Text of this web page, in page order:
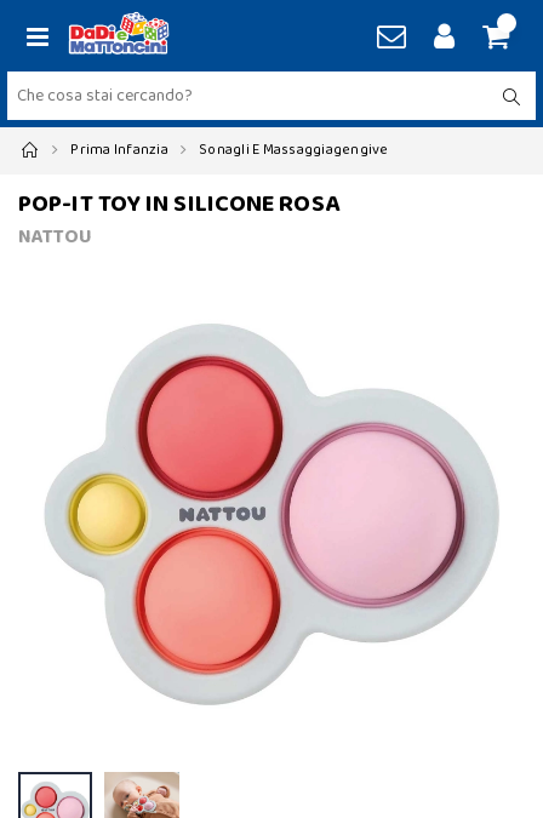
Prima Infanzia Sonagli E Massaggiagengive
POP-IT TOY IN SILICONE ROSA
NATTOU